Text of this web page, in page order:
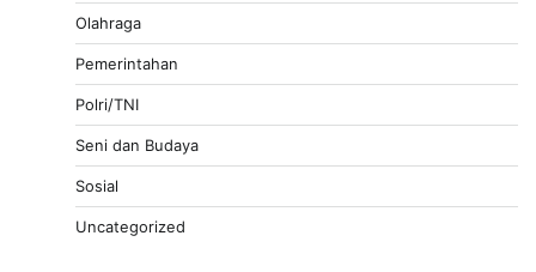
Olahraga
Pemerintahan
Polri/TNI
Seni dan Budaya
Sosial
Uncategorized